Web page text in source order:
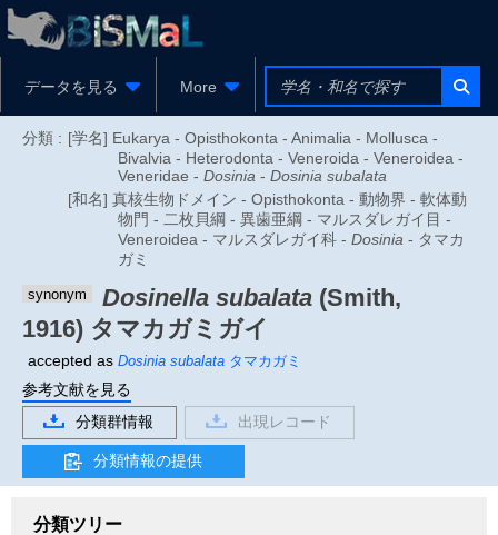
データを見る More
分類 : [学名] Eukarya - Opisthokonta - Animalia - Mollusca -
Bivalvia - Heterodonta - Veneroida - Veneroidea -
Veneridae - Dosinia - Dosinia subalata
[和名] 真核生物ドメイン - Opisthokonta - 動物界 - 軟体動
物門 - 二枚貝綱 - 異歯亜綱 - マルスダレガイ目 -
Veneroidea - マルスダレガイ科 - Dosinia - タマカ
ガミ
synonym Dosinella subalata (Smith,
1916) タマカガミガイ
accepted as Dosinia subalata タマカガミ
参考文献を見る
分類群情報
出現レコード
分類情報の提供
分類ツリー